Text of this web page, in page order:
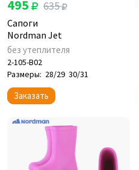
495 635
Сапоги
Nordman Jet
без утеплителя
2-105-B02
Размеры: 28/29 30/31
Заказать